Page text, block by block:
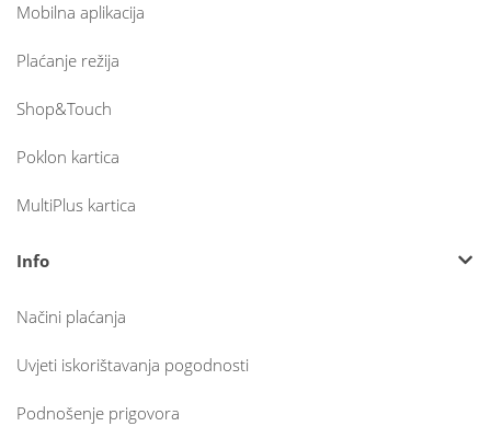
Mobilna aplikacija
Plaćanje režija
Shop&Touch
Poklon kartica
MultiPlus kartica
Info
Načini plaćanja
Uvjeti iskorištavanja pogodnosti
Podnošenje prigovora